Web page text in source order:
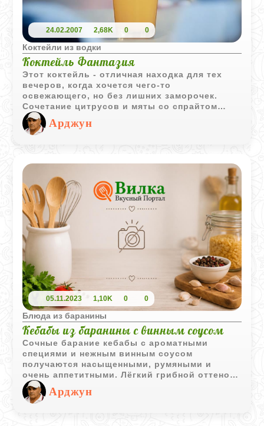
24.02.2007 2,68K 0 0
Коктейли из водки
Коктейль Фантазия
Этот коктейль - отличная находка для тех
вечеров, когда хочется чего-то
освежающего, но без лишних заморочек.
Сочетание цитрусов и мяты со спрайтом
дает ту самую «искринку», а водка делает
вкус более серьезным, при этом она почти не
чувствуется за фруктовой основой.
Арджун
05.11.2023 1,10K 0 0
Блюда из баранины
Кебабы из баранины с винным соусом
Сочные барание кебабы с ароматными
специями и нежным винным соусом
получаются насыщенными, румяными и
очень аппетитными. Лёгкий грибной оттенок
соуса отлично дополняет мясо и делает
блюдо особенно выразительным.
Арджун